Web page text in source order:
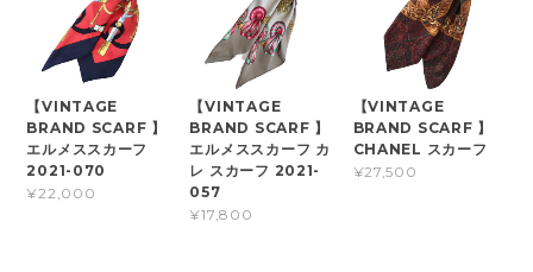
【VINTAGE
BRAND SCARF 】
エルメススカーフ
2021-070
¥22,000
【VINTAGE
BRAND SCARF 】
エルメススカーフ カ
レ スカーフ 2021-
057
¥17,800
【VINTAGE
BRAND SCARF 】
CHANEL スカーフ
¥27,500